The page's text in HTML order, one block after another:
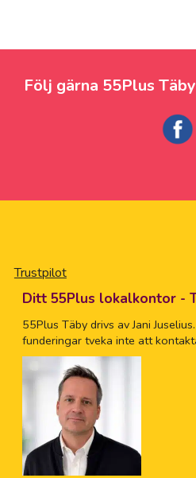
Följ gärna 55Plus
Trustpilot
Ditt 55Plus lokalkontor -
55Plus Täby drivs av Jani
funderingar tveka inte att